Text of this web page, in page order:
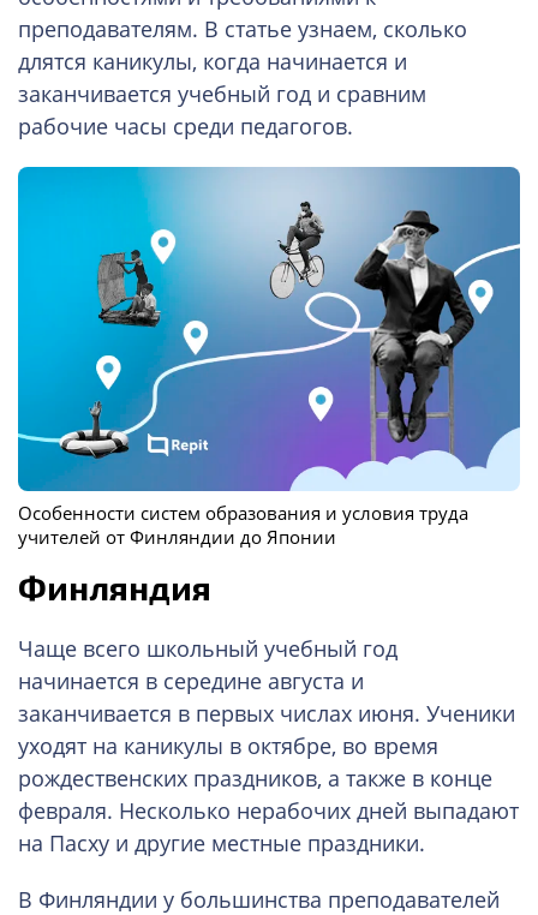
преподавателям. В статье узнаем, сколько
длятся каникулы, когда начинается и
заканчивается учебный год и сравним
рабочие часы среди педагогов.
Особенности систем образования и условия труда
учителей от Финляндии до Японии
Финляндия
Чаще всего школьный учебный год
начинается в середине августа и
заканчивается в первых числах июня. Ученики
уходят на каникулы в октябре, во время
рождественских праздников, а также в конце
февраля. Несколько нерабочих дней выпадают
на Пасху и другие местные праздники.
В Финляндии у большинства преподавателей